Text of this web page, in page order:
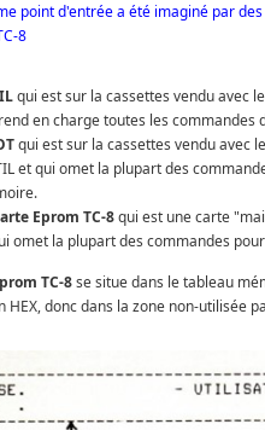
point d'entrée a été imaginé par
8
qui est sur la cassettes vendu avec
en charge toutes les commandes
qui est sur la cassettes vendu avec
et qui omet la plupart des
Eprom TC-8qui est une carte
omet la plupart des commandes
TC-8se situe dans le tableau
HEX, donc dans la zone non-utilisée